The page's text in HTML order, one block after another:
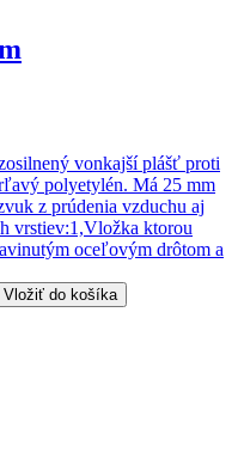
vonkajší plášť proti
polyetylén. Má 25 mm
z prúdenia vzduchu aj
vrstiev:1,Vložka ktorou
oceľovým drôtom a
Vložiť do košíka